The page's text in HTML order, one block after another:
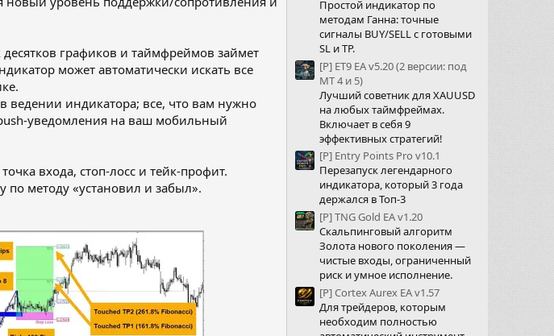
графиков и таймфреймов займет
может автоматически искать все
ведении индикатора; все, что вам нужно
уведомления на ваш мобильный
входа, стоп-лосс и тейк-профит.
методу «установил и забыл».
Простой индикатор по
методам Ганна: точные
сигналы BUY/SELL с готовыми
SL и TP.
[P] ET9 EA v5.20 (2 версии: под
МТ 4 и 5)
Лучший советник для XAUUSD
на любых таймфреймах.
Включает в себя 9
эффективных стратегий!
[P] Entry Points Pro v10.1
Перезапуск легендарного
индикатора, который 3 года
держался в Топ-3
[P] TNG Gold EA v1.20
Скальпинговый алгоритм
Золота нового поколения —
чистые входы, ограниченный
риск и умное исполнение.
[P] Cortex Aurex EA v1.57
Для трейдеров, которым
необходим полностью